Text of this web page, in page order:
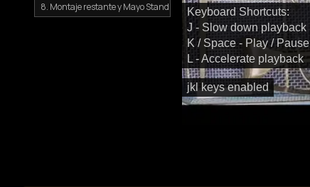
jkl keys enabled
Keyboard Shortcuts:
J - Slow down playback
K / Space - Play / Pause
L - Accelerate playback
8. Montaje restante y Mayo Stand